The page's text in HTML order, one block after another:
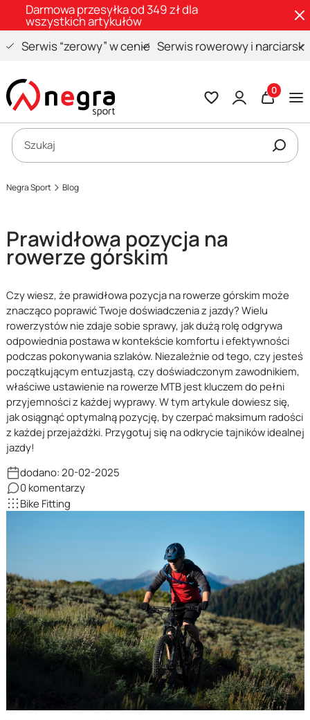
Darmowa przesyłka od 349 zł dla
wszystkich artykułów
Serwis “zerowy” w cenie Serwis rowerowy i narciarski
Otwórz wyszukiwarkę
Szukaj
Negra Sport Blog
Prawidłowa pozycja na
rowerze górskim
Czy wiesz, że prawidłowa pozycja na rowerze górskim może
znacząco poprawić Twoje doświadczenia z jazdy? Wielu
rowerzystów nie zdaje sobie sprawy, jak dużą rolę odgrywa
odpowiednia postawa w kontekście komfortu i efektywności
podczas pokonywania szlaków. Niezależnie od tego, czy jesteś
początkującym entuzjastą, czy doświadczonym zawodnikiem,
właściwe ustawienie na rowerze MTB jest kluczem do pełni
przyjemności z każdej wyprawy. W tym artykule dowiesz się,
jak osiągnąć optymalną pozycję, by czerpać maksimum radości
z każdej przejażdżki. Przygotuj się na odkrycie tajników idealnej
jazdy!
dodano: 20-02-2025
0 komentarzy
Bike Fitting